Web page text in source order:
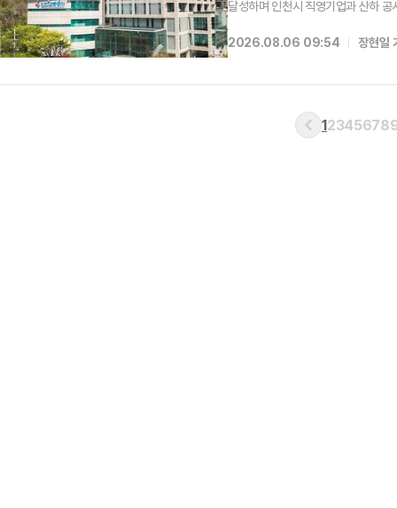
달성하며 인천시 직영기업과 산하
행정안전부 기준에 맞춰 1분기와 상
2026.08.06 09:54 장현일
12345678